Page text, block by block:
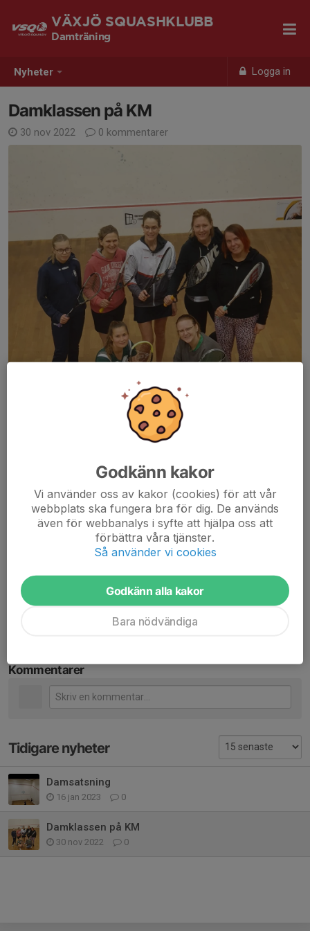
Nyheter Logga in
VÄXJÖ SQUASHKLUBB
Damträning
Damklassen på KM
30 nov 2022 0 kommentarer
Damklassen KM 2022
I år hade vi en rekordstor damklass: 8 personer (dock 1 blev
sjuk). Dessutom har vi i träningsgruppen ytterligare 5 damer som
inte kunde vara med i helgen! Damsquashen växer!
Dela nyhet
Kommentarer
Tidigare nyheter
Damsatsning
16 jan 2023 0
Damklassen på KM
30 nov 2022 0
Godkänn kakor
Vi använder oss av kakor (cookies) för att vår
webbplats ska fungera bra för dig. De används
även för webbanalys i syfte att hjälpa oss att
förbättra våra tjänster.
Så använder vi cookies
Godkänn alla kakor
Bara nödvändiga